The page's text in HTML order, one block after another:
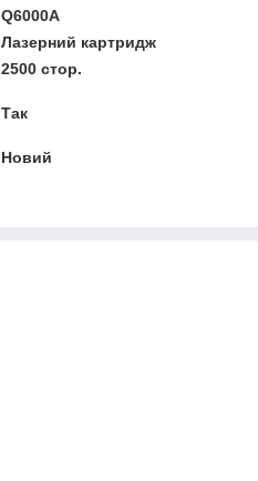
Q6000A
Лазерний картридж
2500 стор.
Так
Новий